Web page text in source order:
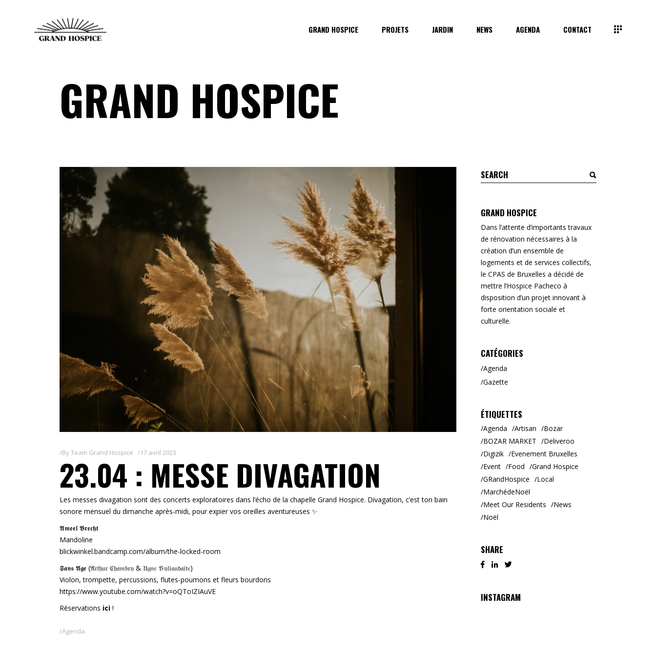
GRAND HOSPICE PROJETS JARDIN NEWS AGENDA CONTACT
GRAND HOSPICE
ByTeam Grand Hospice 17 avril 2023
23.04 : MESSE DIVAGATION
Les messes divagation sont des concerts exploratoires dans l’écho de la chapelle Grand Hospice. Divagation, c’est ton bain
sonore mensuel du dimanche après-midi, pour expier vos oreilles aventureuses ✨
𝕬𝖒𝖊𝖊𝖑 𝕭𝖗𝖊𝖈𝖍𝖙
Mandoline
blickwinkel.bandcamp.com/album/the-locked-room
𝕾𝖆𝖓𝖘 𝕬𝖌𝖊 (𝔄𝔯𝔱𝔥𝔲𝔯 ℭ𝔥𝔞𝔪𝔟𝔯𝔶 & 𝔘𝔤𝔫𝔢 𝔙𝔶𝔩𝔦𝔞𝔲𝔡𝔞𝔦𝔱𝔢)
Violon, trompette, percussions, flutes-poumons et fleurs bourdons
https://www.youtube.com/watch?v=oQToIZIAuVE
Réservations ici !
Agenda
Search
for:
GRAND HOSPICE
Dans l’attente d’importants travaux
de rénovation nécessaires à la
création d’un ensemble de
logements et de services collectifs,
le CPAS de Bruxelles a décidé de
mettre l’Hospice Pacheco à
disposition d’un projet innovant à
forte orientation sociale et
culturelle.
CATÉGORIES
Agenda
Gazette
ÉTIQUETTES
Agenda Artisan
Bozar
BOZAR MARKET
Deliveroo
Digizik
Evenement Bruxelles
Event
Food
Grand Hospice
GRandHospice
Local
MarchédeNoël
Meet Our Residents
News
Noël
SHARE
INSTAGRAM